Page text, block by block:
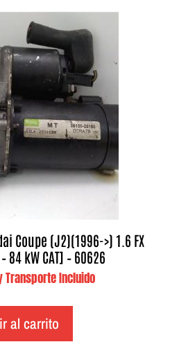
Coupe (J2)(1996->) 1.6 FX
84 kW CAT] – 60626
Transporte Incluido
al carrito